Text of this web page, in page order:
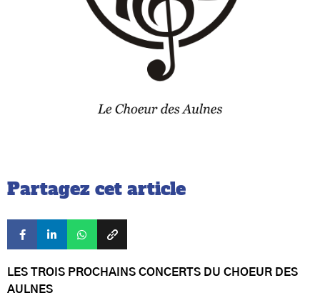
Partagez cet article
LES TROIS PROCHAINS CONCERTS DU CHOEUR DES
AULNES